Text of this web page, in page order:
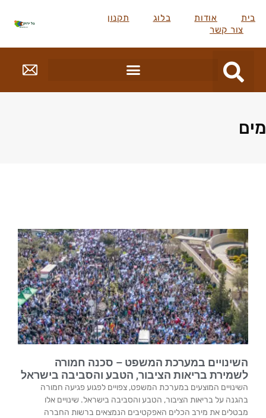
בית אודות בלוג
תקנון
צור קשר
מים
השינויים במערכת המשפט – סכנה חמורה
לשמירת בריאות הציבור, הטבע והסביבה בישראל
השינויים המוצעים במערכת המשפט, צפויים לפגוע פגיעה חמורה
בהגנה על בריאות הציבור, הטבע והסביבה בישראל. שינויים אלו
מבטלים את מירב הכלים האפקטיבים הנמצאים ברשות החברה